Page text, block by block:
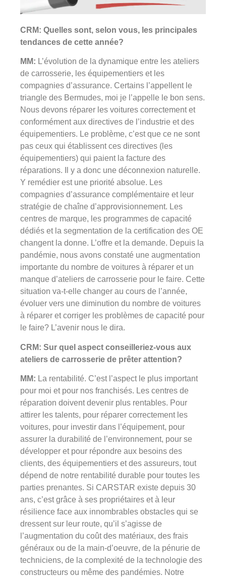
CRM: Quelles sont, selon vous, les principales
tendances de cette année?
MM: L’évolution de la dynamique entre les ateliers
de carrosserie, les équipementiers et les
compagnies d’assurance. Certains l’appellent le
triangle des Bermudes, moi je l’appelle le bon sens.
Nous devons réparer les voitures correctement et
conformément aux directives de l’industrie et des
équipementiers. Le problème, c’est que ce ne sont
pas ceux qui établissent ces directives (les
équipementiers) qui paient la facture des
réparations. Il y a donc une déconnexion naturelle.
Y remédier est une priorité absolue. Les
compagnies d’assurance complémentaire et leur
stratégie de chaîne d’approvisionnement. Les
centres de marque, les programmes de capacité
dédiés et la segmentation de la certification des OE
changent la donne. L’offre et la demande. Depuis la
pandémie, nous avons constaté une augmentation
importante du nombre de voitures à réparer et un
manque d’ateliers de carrosserie pour le faire. Cette
situation va-t-elle changer au cours de l’année,
évoluer vers une diminution du nombre de voitures
à réparer et corriger les problèmes de capacité pour
le faire? L’avenir nous le dira.
CRM: Sur quel aspect conseilleriez-vous aux
ateliers de carrosserie de prêter attention?
MM: La rentabilité. C’est l’aspect le plus important
pour moi et pour nos franchisés. Les centres de
réparation doivent devenir plus rentables. Pour
attirer les talents, pour réparer correctement les
voitures, pour investir dans l’équipement, pour
assurer la durabilité de l’environnement, pour se
développer et pour répondre aux besoins des
clients, des équipementiers et des assureurs, tout
dépend de notre rentabilité durable pour toutes les
parties prenantes. Si CARSTAR existe depuis 30
ans, c’est grâce à ses propriétaires et à leur
résilience face aux innombrables obstacles qui se
dressent sur leur route, qu’il s’agisse de
l’augmentation du coût des matériaux, des frais
généraux ou de la main-d’oeuvre, de la pénurie de
techniciens, de la complexité de la technologie des
constructeurs ou même des pandémies. Notre